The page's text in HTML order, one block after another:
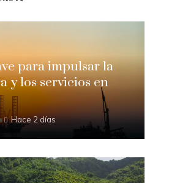
para impulsar la
y los servicios en
Hace 2 días